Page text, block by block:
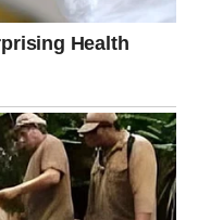
da vam je svejedno.
što želite